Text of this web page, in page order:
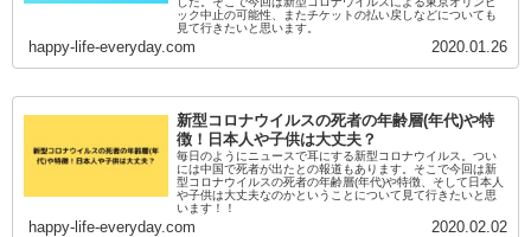
ック中止の可能性、またチケットの払い戻しなどについても
見て行きたいと思います。
happy-life-everyday.com 2020.01.26
新型コロナウイルスの死者の年齢層(年代)や特
徴！日本人や子供は大丈夫？
毎日のようにニュースで耳にする新型コロナウイルス。つい
には中国で死者が出たとの報道もあります。そこで今回は新
型コロナウイルスの死者の年齢層(年代)や特徴、そして日本人
や子供は大丈夫なのかということについて見て行きたいと思
います！！
happy-life-everyday.com 2020.02.02